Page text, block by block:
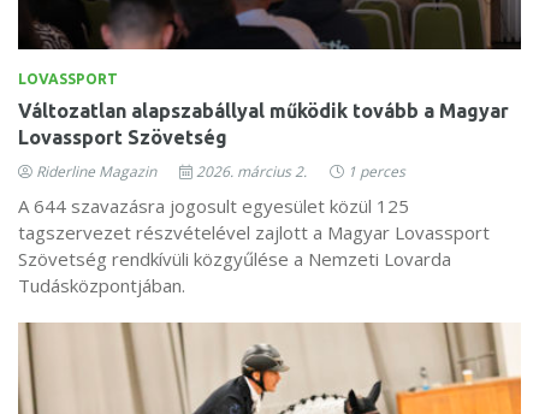
LOVASSPORT
Változatlan alapszabállyal működik tovább a Magyar
Lovassport Szövetség
Riderline Magazin 2026. március 2. 1 perces
A 644 szavazásra jogosult egyesület közül 125
tagszervezet részvételével zajlott a Magyar Lovassport
Szövetség rendkívüli közgyűlése a Nemzeti Lovarda
Tudásközpontjában.